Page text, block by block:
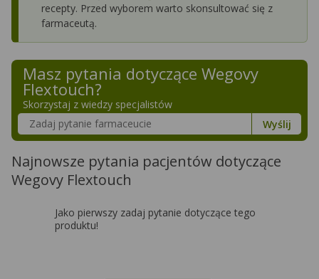
recepty. Przed wyborem warto skonsultować się z
farmaceutą.
Masz pytania dotyczące Wegovy
Flextouch?
Skorzystaj z wiedzy specjalistów
Szukaj w poradnikach o zdrowiu
Wyślij
Najnowsze pytania pacjentów dotyczące
Wegovy Flextouch
Jako pierwszy zadaj pytanie dotyczące tego
produktu!